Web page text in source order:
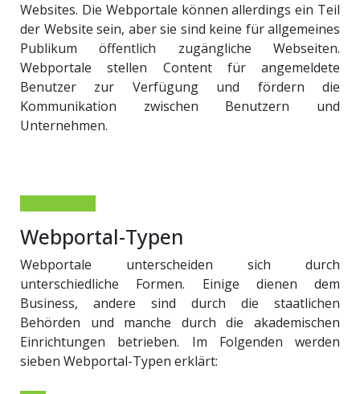
Websites. Die Webportale können allerdings ein Teil
der Website sein, aber sie sind keine für allgemeines
Publikum öffentlich zugängliche Webseiten.
Webportale stellen Content für angemeldete
Benutzer zur Verfügung und fördern die
Kommunikation zwischen Benutzern und
Unternehmen.
Webportal-Typen
Webportale unterscheiden sich durch
unterschiedliche Formen. Einige dienen dem
Business, andere sind durch die staatlichen
Behörden und manche durch die akademischen
Einrichtungen betrieben. Im Folgenden werden
sieben Webportal-Typen erklärt: